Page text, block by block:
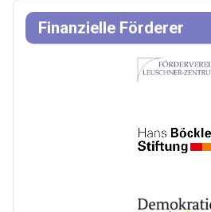
Finanzielle Förderer